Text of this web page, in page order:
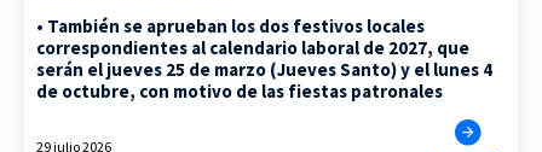
• También se aprueban los dos festivos locales
correspondientes al calendario laboral de 2027, que
serán el jueves 25 de marzo (Jueves Santo) y el lunes 4
de octubre, con motivo de las fiestas patronales
29 julio 2026